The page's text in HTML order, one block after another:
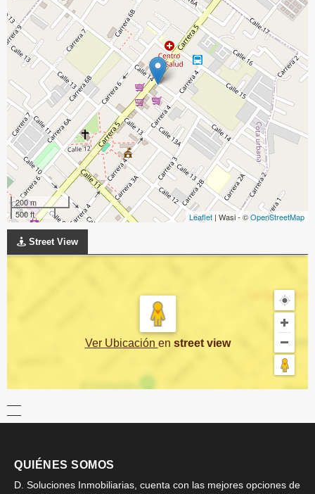
200 m
500 ft
Leaflet | Wasi - ©OpenStreetMap
Street View
Ver Ubicación en street view
QUIÉNES SOMOS
D. Soluciones Inmobiliarias, cuenta con las mejores opciones de